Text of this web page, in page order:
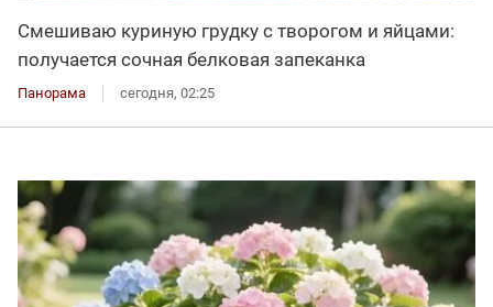
Смешиваю куриную грудку с творогом и яйцами:
получается сочная белковая запеканка
Панорама сегодня, 02:25